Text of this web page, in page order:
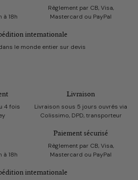
à 18h
Règlement par CB, Visa,
Mastercard ou PayPal
internationale
le monde entier sur devis
4 fois
Livraison
Livraison sous 5 jours ouvrés via
Colissimo, DPD, transporteur
à 18h
Paiement sécurisé
Règlement par CB, Visa,
Mastercard ou PayPal
internationale